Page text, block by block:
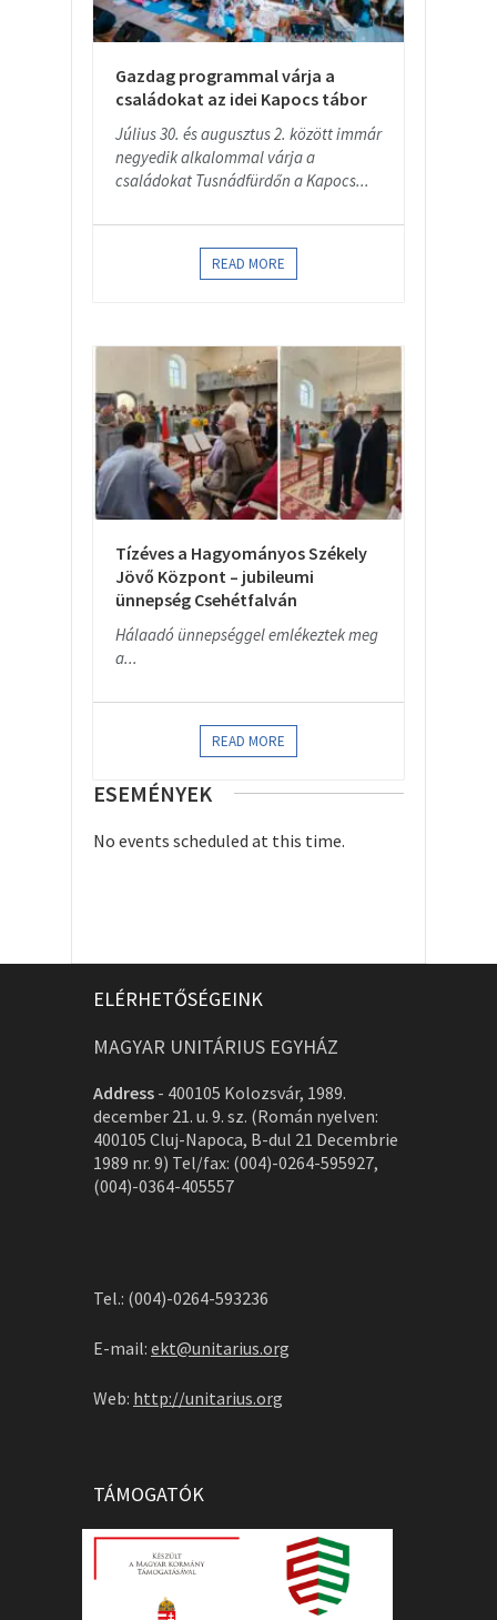
Gazdag programmal várja a
családokat az idei Kapocs tábor
Július 30. és augusztus 2. között immár
negyedik alkalommal várja a
családokat Tusnádfürdőn a Kapocs...
READ MORE
Tízéves a Hagyományos Székely
Jövő Központ – jubileumi
ünnepség Csehétfalván
Hálaadó ünnepséggel emlékeztek meg
a...
READ MORE
ESEMÉNYEK
No events scheduled at this time.
ELÉRHETŐSÉGEINK
MAGYAR UNITÁRIUS EGYHÁZ
Address - 400105 Kolozsvár, 1989.
december 21. u. 9. sz. (Román nyelven:
400105 Cluj-Napoca, B-dul 21 Decembrie
1989 nr. 9) Tel/fax: (004)-0264-595927,
(004)-0364-405557
Tel.: (004)-0264-593236
E-mail: ekt@unitarius.org
Web: http://unitarius.org
TÁMOGATÓK